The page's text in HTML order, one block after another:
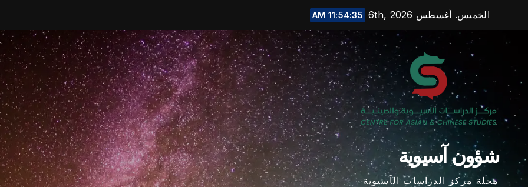
content
الخميس. أغسطس 6th, 2026 11:54:36 AM
شؤون آسيوية
مجلة مركز الدراسات الآسيوية